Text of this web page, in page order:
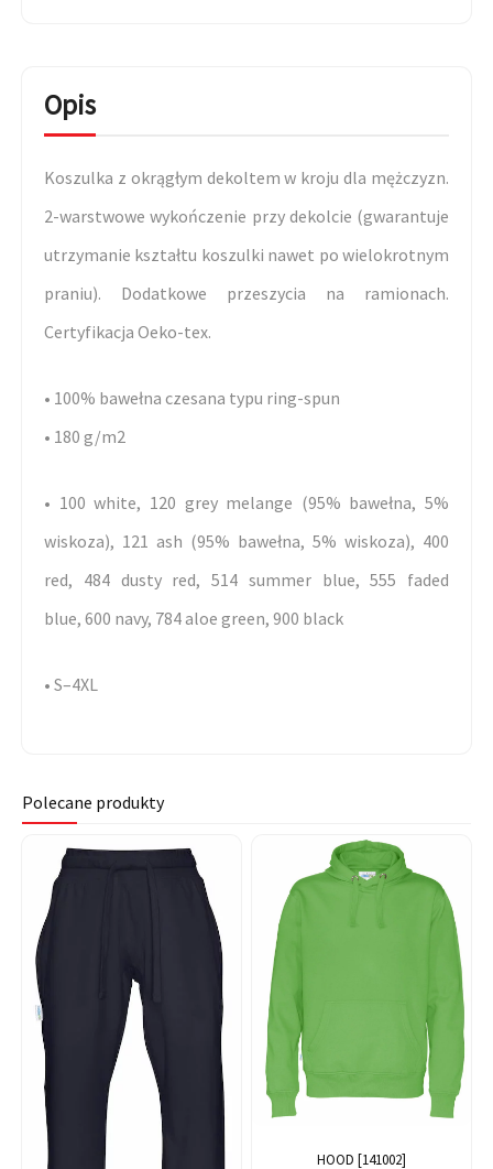
Opis
Koszulka z okrągłym dekoltem w kroju dla mężczyzn.
2-warstwowe wykończenie przy dekolcie (gwarantuje
utrzymanie kształtu koszulki nawet po wielokrotnym
praniu). Dodatkowe przeszycia na ramionach.
Certyfikacja Oeko-tex.
• 100% bawełna czesana typu ring-spun
• 180 g/m2
• 100 white, 120 grey melange (95% bawełna, 5%
wiskoza), 121 ash (95% bawełna, 5% wiskoza), 400
red, 484 dusty red, 514 summer blue, 555 faded
blue, 600 navy, 784 aloe green, 900 black
• S–4XL
Polecane produkty
HOOD [141002]